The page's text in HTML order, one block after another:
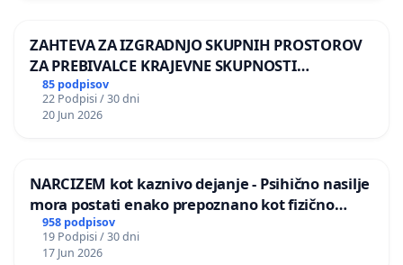
ZAHTEVA ZA IZGRADNJO SKUPNIH PROSTOROV
ZA PREBIVALCE KRAJEVNE SKUPNOSTI
PRESTRANEK
85 podpisov
22 Podpisi / 30 dni
20 Jun 2026
NARCIZEM kot kaznivo dejanje - Psihično nasilje
mora postati enako prepoznano kot fizično
nasilje
958 podpisov
19 Podpisi / 30 dni
17 Jun 2026